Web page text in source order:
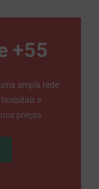
+55
ampla rede
e
preços